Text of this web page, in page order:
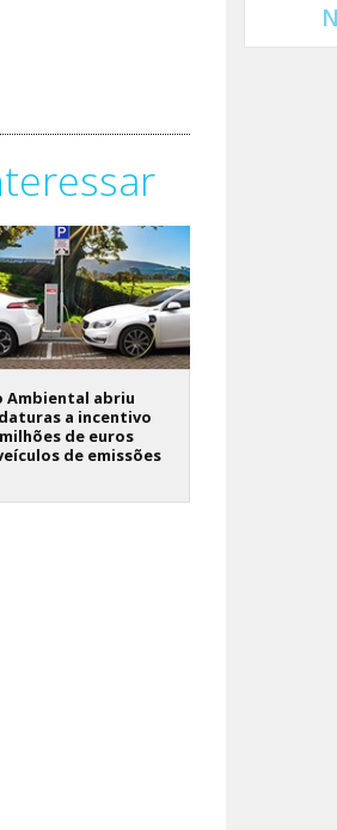
Ambiental abriu
a incentivo
de euros
de emissões